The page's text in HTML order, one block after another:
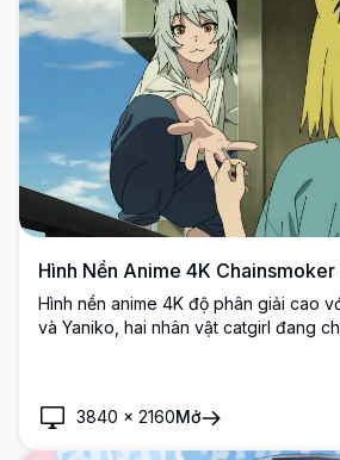
Hình Nền Anime 4K Chainsmoker
Hình nền anime 4K độ phân giải cao
và Yaniko, hai nhân vật catgirl đang
3840 × 2160Mở